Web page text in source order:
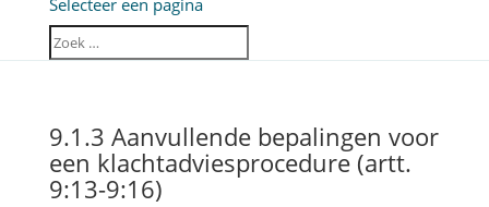
Selecteer een pagina
9.1.3 Aanvullende bepalingen voor
een klachtadviesprocedure (artt.
9:13-9:16)